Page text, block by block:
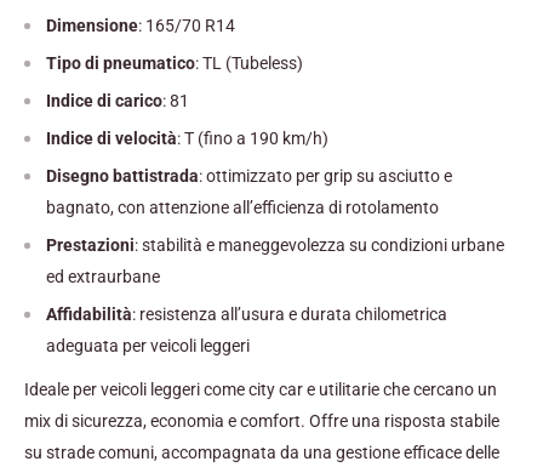
Dimensione: 165/70 R14
Tipo di pneumatico: TL (Tubeless)
Indice di carico: 81
Indice di velocità: T (fino a 190 km/h)
Disegno battistrada: ottimizzato per grip su asciutto e
bagnato, con attenzione all’efficienza di rotolamento
Prestazioni: stabilità e maneggevolezza su condizioni urbane
ed extraurbane
Affidabilità: resistenza all’usura e durata chilometrica
adeguata per veicoli leggeri
Ideale per veicoli leggeri come city car e utilitarie che cercano un
mix di sicurezza, economia e comfort. Offre una risposta stabile
su strade comuni, accompagnata da una gestione efficace delle